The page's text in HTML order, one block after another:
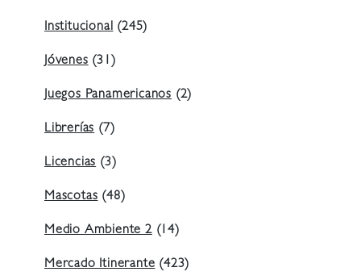
Institucional(245)
Jóvenes(31)
Juegos Panamericanos (2)
Librerías(7)
Licencias(3)
Mascotas(48)
Medio Ambiente 2(14)
Mercado Itinerante(423)